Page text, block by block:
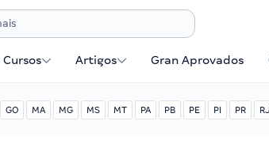
Cursos Artigos Gran Aprovados
GO MA MG MS MT PA PB PE PI PR RJ